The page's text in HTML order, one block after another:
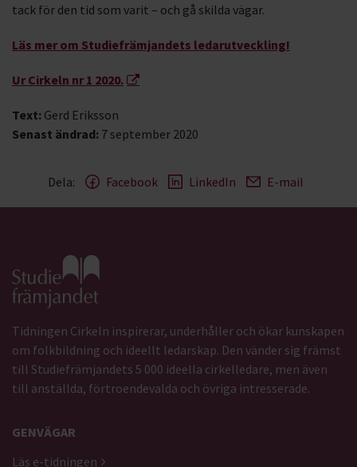
tack för den tid som varit – och gå skilda vägar.
Läs mer om Studiefrämjandets ledarutveckling!
Ur Cirkeln nr 1 2020.
Text: Gerd Eriksson
Senast ändrad: 7 september 2020
Dela: Facebook LinkedIn E-mail
Gå till studiefrämjandets startsida
Tidningen Cirkeln inspirerar, underhåller och ökar kunskapen
om folkbildning och ideellt ledarskap. Den vänder sig främst
till Studiefrämjandets 5 000 ideella cirkelledare, men även
till anställda, förtroendevalda och övriga intresserade.
GENVÄGAR
Läs e-tidningen